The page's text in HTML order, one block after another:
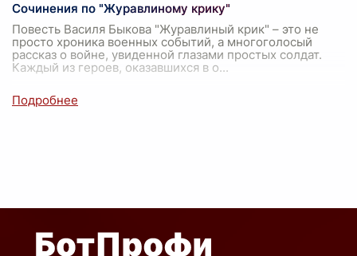
Сочинения по "Журавлиному крику"
Повесть Василя Быкова "Журавлиный крик" – это не
просто хроника военных событий, а многоголосый
рассказ о войне, увиденной глазами простых солдат.
Каждый из героев, оказавшихся в о...